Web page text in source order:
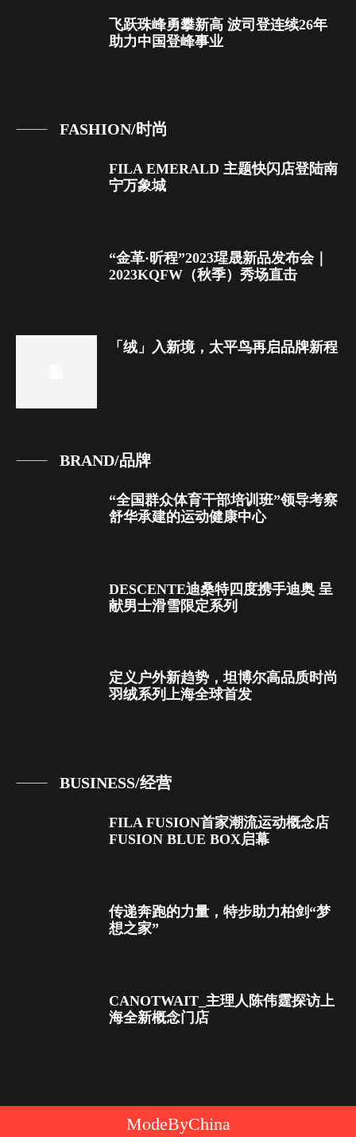
飞跃珠峰勇攀新高 波司登连续26年
助力中国登峰事业
FASHION/时尚
FILA EMERALD 主题快闪店登陆南
宁万象城
“金革·昕程”2023瑆晟新品发布会｜
2023KQFW（秋季）秀场直击
「绒」入新境，太平鸟再启品牌新程
BRAND/品牌
“全国群众体育干部培训班”领导考察
舒华承建的运动健康中心
DESCENTE迪桑特四度携手迪奥 呈
献男士滑雪限定系列
定义户外新趋势，坦博尔高品质时尚
羽绒系列上海全球首发
BUSINESS/经营
FILA FUSION首家潮流运动概念店
FUSION BLUE BOX启幕
传递奔跑的力量，特步助力柏剑“梦
想之家”
CANOTWAIT_主理人陈伟霆探访上
海全新概念门店
ModeByChina